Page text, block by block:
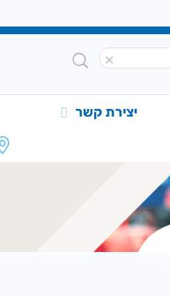
יצירת קשר